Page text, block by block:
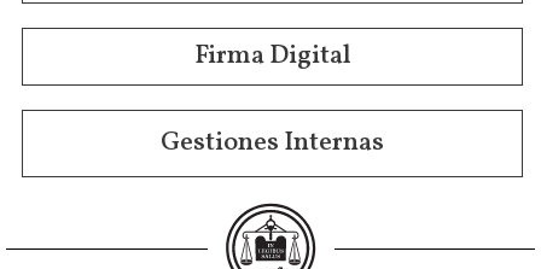
Firma Digital
Gestiones Internas